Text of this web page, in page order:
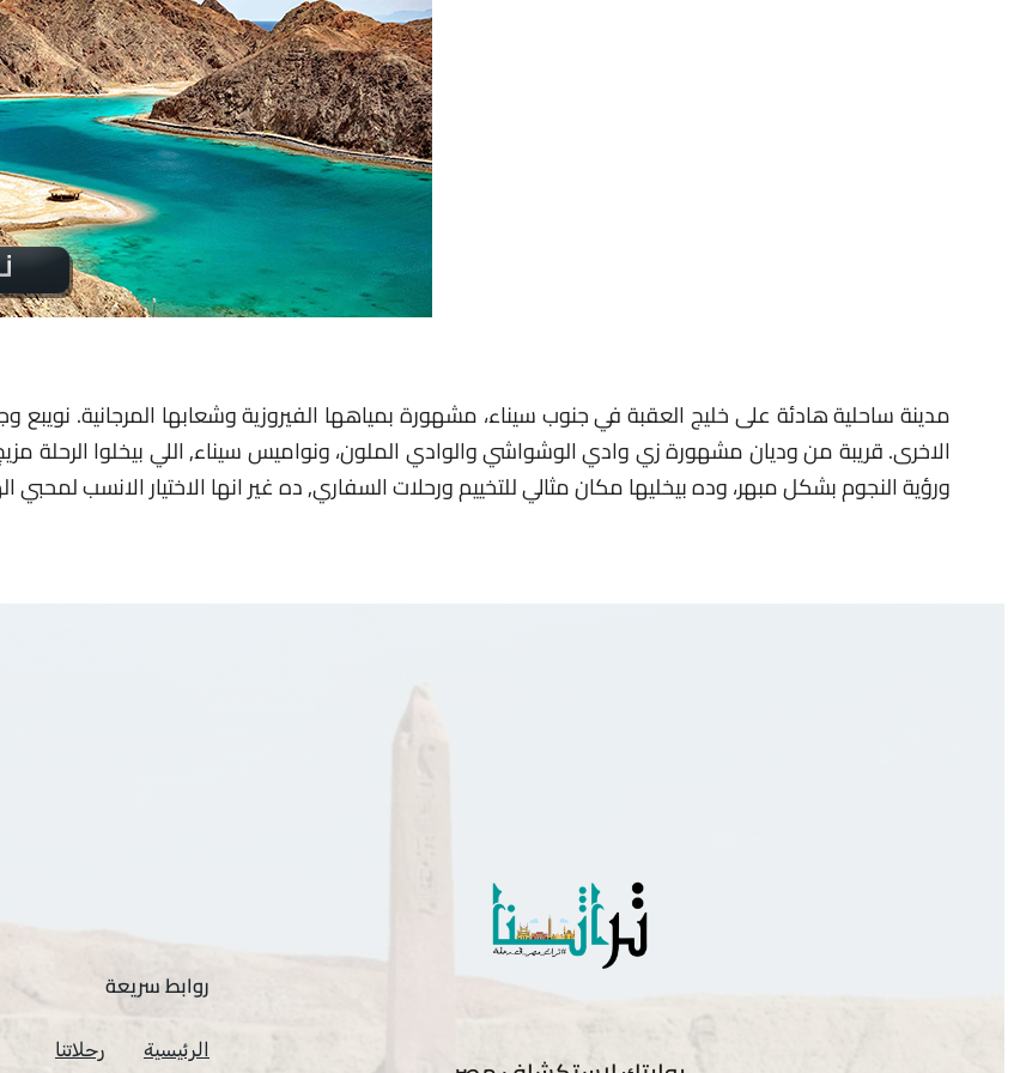
مدينة ساحلية هادئة على خليج العقبة في جنوب سيناء، مشهورة بمياهها الفيروزية وشعابها المرجانية.
الاخرى. قريبة من وديان مشهورة زي وادي الوشواشي والوادي الملون، ونواميس سيناء, اللي بيخلوا الرحلة
ورؤية النجوم بشكل مبهر، وده بيخليها مكان مثالي للتخييم ورحلات السفاري, ده غير انها الاختيار الانسب لمحبي
روابط سريعة
الرئيسية
رحلاتنا